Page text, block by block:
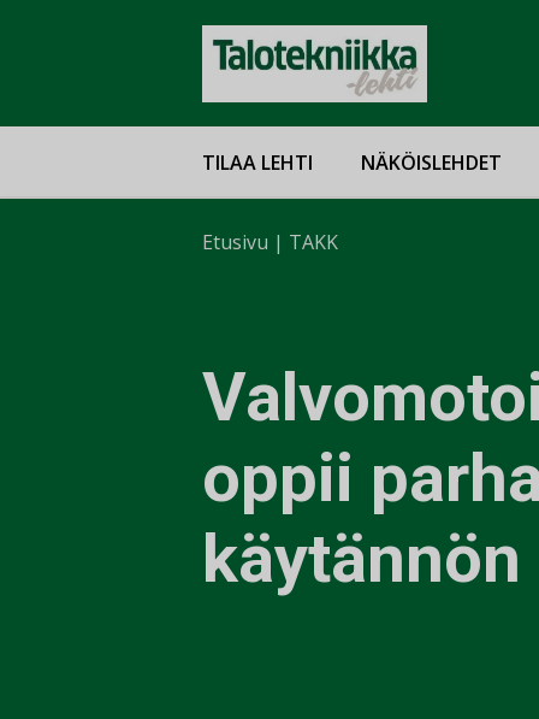
TILAA LEHTI NÄKÖISLEHDET
Etusivu | TAKK
oppii